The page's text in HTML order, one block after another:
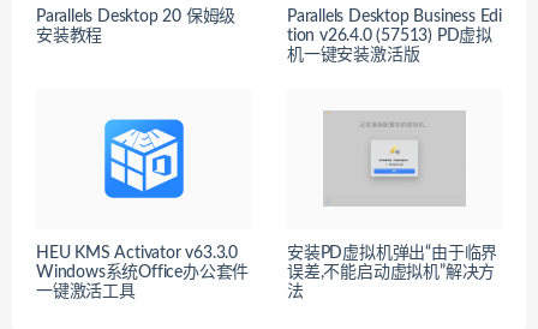
Parallels Desktop 20 保姆级
安装教程
Parallels Desktop Business Edi
tion v26.4.0 (57513) PD虚拟
机一键安装激活版
HEU KMS Activator v63.3.0
Windows系统Office办公套件
一键激活工具
安装PD虚拟机弹出“由于临界
误差,不能启动虚拟机”解决方
法